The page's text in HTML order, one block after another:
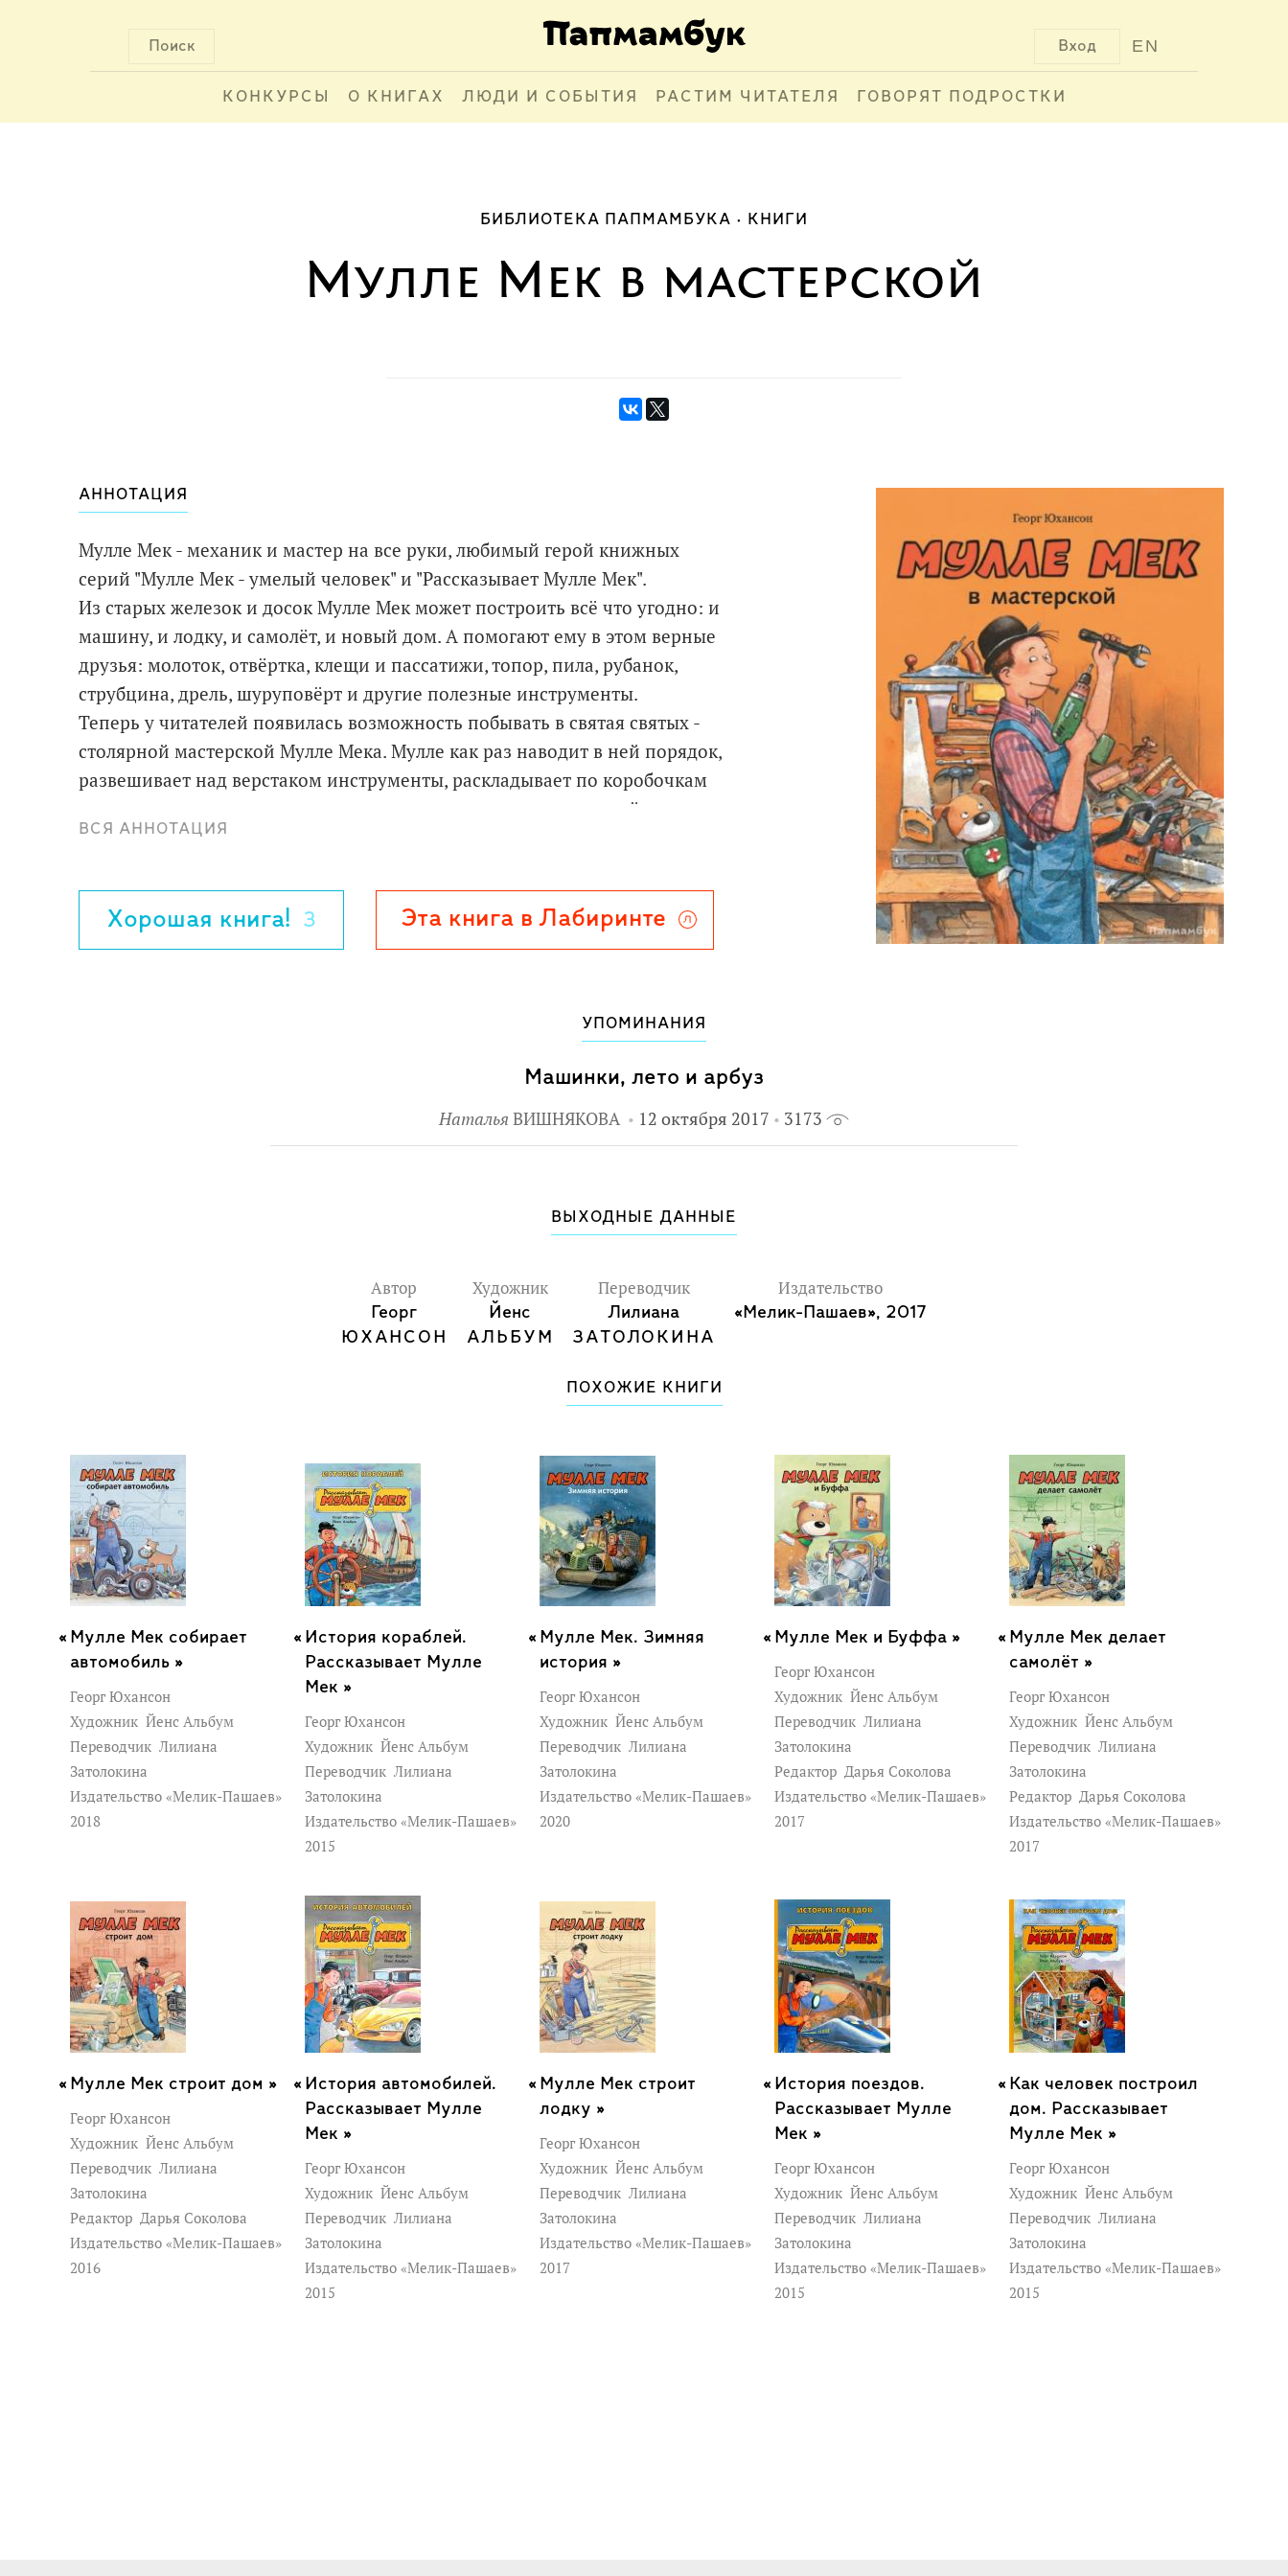
Поиск EN
Вход
КОНКУРСЫ О КНИГАХ ЛЮДИ И СОБЫТИЯ РАСТИМ ЧИТАТЕЛЯ ГОВОРЯТ ПОДРОСТКИ
БИБЛИОТЕКА ПАПМАМБУКА КНИГИ
Мулле Мек в мастерской
АННОТАЦИЯ
Мулле Мек - механик и мастер на все руки, любимый герой книжных
серий "Мулле Мек - умелый человек" и "Рассказывает Мулле Мек".
Из старых железок и досок Мулле Мек может построить всё что угодно: и
машину, и лодку, и самолёт, и новый дом. А помогают ему в этом верные
друзья: молоток, отвёртка, клещи и пассатижи, топор, пила, рубанок,
струбцина, дрель, шуруповёрт и другие полезные инструменты.
Теперь у читателей появилась возможность побывать в святая святых -
столярной мастерской Мулле Мека. Мулле как раз наводит в ней порядок,
развешивает над верстаком инструменты, раскладывает по коробочкам
шурупы и гвозди, а заодно рассказывает читателям о том, какой
инструмент как называется, для чего нужен и как устроен. Каков принцип
обо всём этом можно узнать из книги "Мулле Мек в мастерской".
Создатели книг о Мулле Меке - известный шведский писатель Георг
Юхансон, автор множества детских книг о науке и технике, и не менее
популярностью у шведских детей вот уже на протяжении 20 лет. Мулле
любят не меньше, чем известных героев сказок Астрид Линдгрен.
ВСЯ АННОТАЦИЯ
Хорошая книга! 3 Эта книга в Лабиринте
УПОМИНАНИЯ
Машинки, лето и арбуз
Наталья ВИШНЯКОВА 12 октября 2017 3173
ВЫХОДНЫЕ ДАННЫЕ
Автор
Георг
ЮХАНСОН
Художник
Йенс
АЛЬБУМ
Переводчик
Лилиана
ЗАТОЛОКИНА
Издательство
«Мелик-Пашаев», 2017
ПОХОЖИЕ КНИГИ
Мулле Мек собирает
автомобиль »
Георг Юхансон
Художник Йенс Альбум
Переводчик Лилиана
Затолокина
Издательство «Мелик-Пашаев»
2018
История кораблей.
Рассказывает Мулле
Мек »
Георг Юхансон
Художник Йенс Альбум
Переводчик Лилиана
Затолокина
Издательство «Мелик-Пашаев»
2015
Мулле Мек. Зимняя
история »
Георг Юхансон
Художник Йенс Альбум
Переводчик Лилиана
Затолокина
Издательство «Мелик-Пашаев»
2020
Мулле Мек и Буффа »
Георг Юхансон
Художник Йенс Альбум
Переводчик Лилиана
Затолокина
Редактор Дарья Соколова
Издательство «Мелик-Пашаев»
2017
Мулле Мек делает
самолёт »
Георг Юхансон
Художник Йенс Альбум
Переводчик Лилиана
Затолокина
Редактор Дарья Соколова
Издательство «Мелик-Пашаев»
2017
Мулле Мек строит дом »
Георг Юхансон
Художник Йенс Альбум
Переводчик Лилиана
Затолокина
Редактор Дарья Соколова
Издательство «Мелик-Пашаев»
2016
История автомобилей.
Рассказывает Мулле
Мек »
Георг Юхансон
Художник Йенс Альбум
Переводчик Лилиана
Затолокина
Издательство «Мелик-Пашаев»
2015
Мулле Мек строит
лодку »
Георг Юхансон
Художник Йенс Альбум
Переводчик Лилиана
Затолокина
Издательство «Мелик-Пашаев»
2017
История поездов.
Рассказывает Мулле
Мек »
Георг Юхансон
Художник Йенс Альбум
Переводчик Лилиана
Затолокина
Издательство «Мелик-Пашаев»
2015
Как человек построил
дом. Рассказывает
Мулле Мек »
Георг Юхансон
Художник Йенс Альбум
Переводчик Лилиана
Затолокина
Издательство «Мелик-Пашаев»
2015